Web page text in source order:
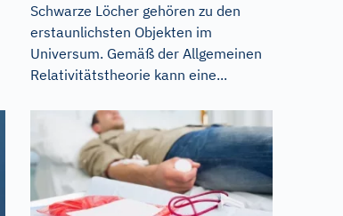
Schwarze Löcher gehören zu den
erstaunlichsten Objekten im
Universum. Gemäß der Allgemeinen
Relativitätstheorie kann eine...